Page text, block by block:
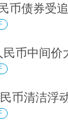
币债券受
民币中间价
币清洁浮